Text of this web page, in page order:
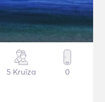
5 Kruīza 0